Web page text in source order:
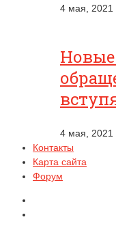
4 мая, 2021
4 мая, 2021
Контакты
Карта сайта
Форум